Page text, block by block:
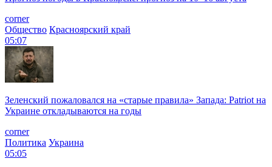
corner
Общество Красноярский край
05:07
Зеленский пожаловался на «старые правила» Запада: Patriot на
Украине откладываются на годы
corner
Политика Украина
05:05